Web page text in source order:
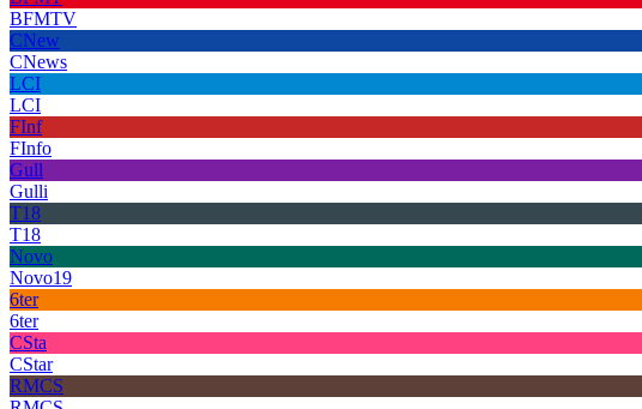
BFMTV
CNew
CNews
LCI
LCI
FInf
FInfo
Gull
Gulli
T18
T18
Novo
Novo19
6ter
6ter
CSta
CStar
RMCS